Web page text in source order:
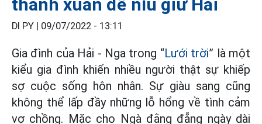
thanh xuân để níu giữ Hải
DI PY | 09/07/2022 - 13:11
Gia đình của Hải - Nga trong “Lưới trời” là một
kiểu gia đình khiến nhiều người thật sự khiếp
sợ cuộc sống hôn nhân. Sự giàu sang cũng
không thể lấp đầy những lỗ hổng về tình cảm
vợ chồng. Mặc cho Ngà đằng đẵng ngày dài